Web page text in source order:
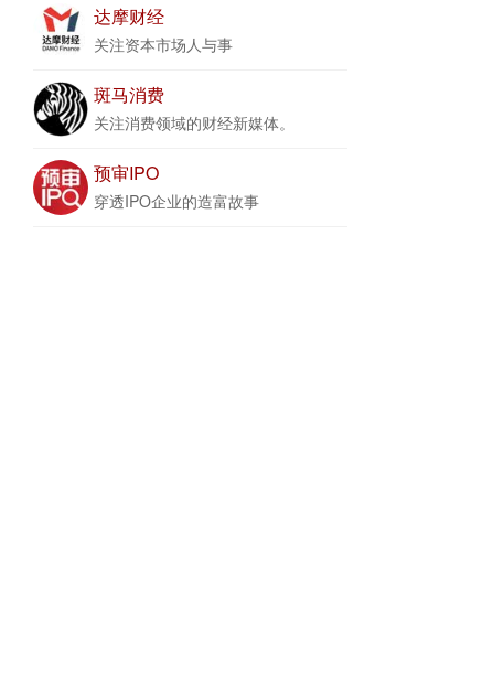
达摩财经
关注资本市场人与事
斑马消费
关注消费领域的财经新媒体。
预审IPO
穿透IPO企业的造富故事